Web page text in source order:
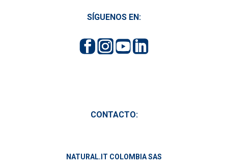
SÍGUENOS EN:
CONTACTO:
NATURAL.IT COLOMBIA SAS